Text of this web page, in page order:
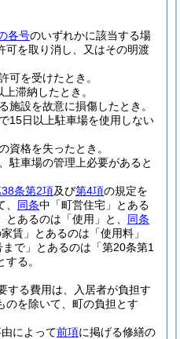
各号のいずれかに該当する場
可を取り消し、又はその明渡
可を受けたとき。
滞納したとき。
施設を故意に損傷したとき。
15日以上駐車場を使用しない
資格を失ったとき。
駐車場の管理上必要があると
条第2項及び第4項の規定を
同条中「町営住宅」とある
あるのは「使用」と、 同条
賃」とあるのは「使用料」
で」とあるのは「第20条第1
る。
する費用は、入居者が負担す
のを除いて、町の負担とす
によって前項に掲げる修繕の